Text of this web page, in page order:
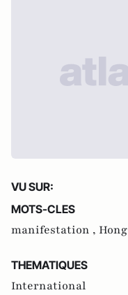
VU SUR:
MOTS-CLES
manifestation ,
THEMATIQUES
International